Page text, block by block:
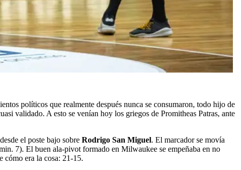
políticos que realmente después nunca se consumaron, todo hijo de
validado. A esto se venían hoy los griegos de Promitheas Patras, ante
el poste bajo sobre Rodrigo San Miguel. El marcador se movía
7). El buen ala-pivot formado en Milwaukee se empeñaba en no
cómo era la cosa: 21-15.